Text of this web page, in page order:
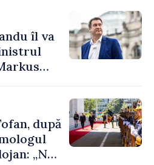
îl va
după
„Ne